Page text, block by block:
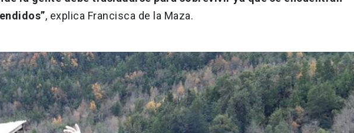
, explica Francisca de la Maza.